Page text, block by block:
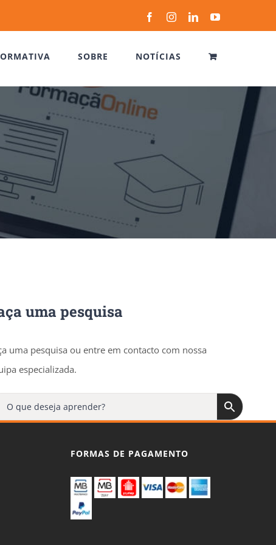
FacebookInstagramLinkedInYouTube
SOBRE NOTÍCIAS
uma pesquisa
uma pesquisa ou entre em contacto com nossa
especializada.
FORMAS DE PAGAMENTO